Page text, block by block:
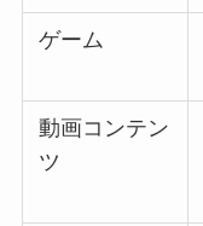
ゲーム
動画コンテン
ツ